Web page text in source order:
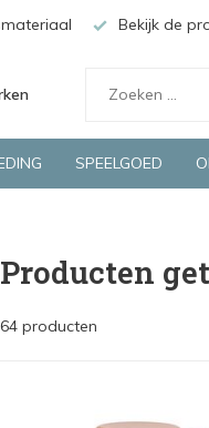
Bekijk de
SPEELGOED
Producten
64 producten